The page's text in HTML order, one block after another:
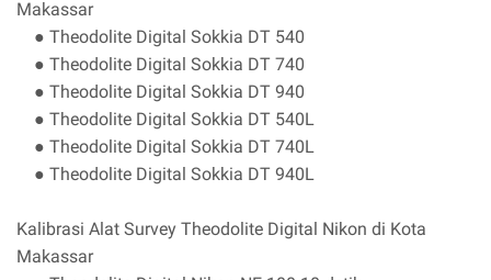
Makassar
● Theodolite Digital Sokkia DT 540
● Theodolite Digital Sokkia DT 740
● Theodolite Digital Sokkia DT 940
● Theodolite Digital Sokkia DT 540L
● Theodolite Digital Sokkia DT 740L
● Theodolite Digital Sokkia DT 940L
Kalibrasi Alat Survey Theodolite Digital Nikon di Kota
Makassar